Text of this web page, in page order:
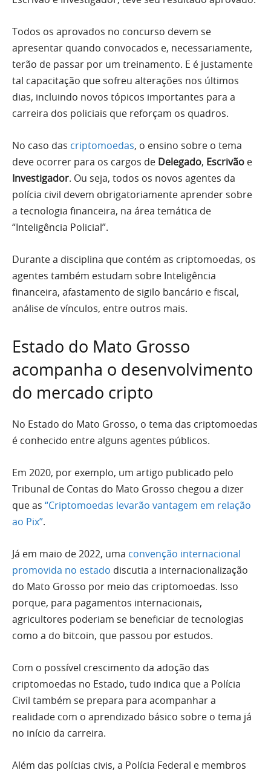
Todos os aprovados no concurso devem se
apresentar quando convocados e, necessariamente,
terão de passar por um treinamento. E é justamente
tal capacitação que sofreu alterações nos últimos
dias, incluindo novos tópicos importantes para a
carreira dos policiais que reforçam os quadros.
No caso das criptomoedas, o ensino sobre o tema
deve ocorrer para os cargos de Delegado, Escrivão e
Investigador. Ou seja, todos os novos agentes da
polícia civil devem obrigatoriamente aprender sobre
a tecnologia financeira, na área temática de
“Inteligência Policial”.
Durante a disciplina que contém as criptomoedas, os
agentes também estudam sobre Inteligência
financeira, afastamento de sigilo bancário e fiscal,
análise de vínculos, entre outros mais.
Estado do Mato Grosso
acompanha o desenvolvimento
do mercado cripto
No Estado do Mato Grosso, o tema das criptomoedas
é conhecido entre alguns agentes públicos.
Em 2020, por exemplo, um artigo publicado pelo
Tribunal de Contas do Mato Grosso chegou a dizer
que as “Criptomoedas levarão vantagem em relação
ao Pix”.
Já em maio de 2022, uma convenção internacional
promovida no estado discutia a internacionalização
do Mato Grosso por meio das criptomoedas. Isso
porque, para pagamentos internacionais,
agricultores poderiam se beneficiar de tecnologias
como a do bitcoin, que passou por estudos.
Com o possível crescimento da adoção das
criptomoedas no Estado, tudo indica que a Polícia
Civil também se prepara para acompanhar a
realidade com o aprendizado básico sobre o tema já
no início da carreira.
Além das polícias civis, a Polícia Federal e membros